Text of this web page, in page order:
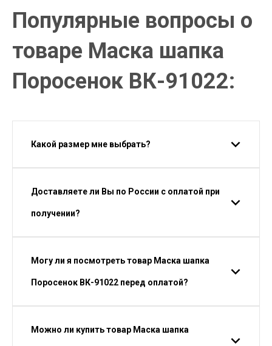
Популярные вопросы о
товаре Маска шапка
Поросенок ВК-91022:
Какой размер мне выбрать?
Доставляете ли Вы по России с оплатой при
получении?
Могу ли я посмотреть товар Маска шапка
Поросенок ВК-91022 перед оплатой?
Можно ли купить товар Маска шапка